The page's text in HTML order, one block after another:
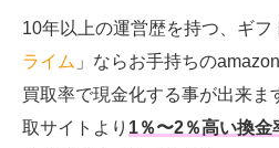
10年以上の運営歴を持つ、ギフ
ライム 」ならお手持ちの
買取率で現金化する事が出来ま
取サイトより 1％〜2％高い換金